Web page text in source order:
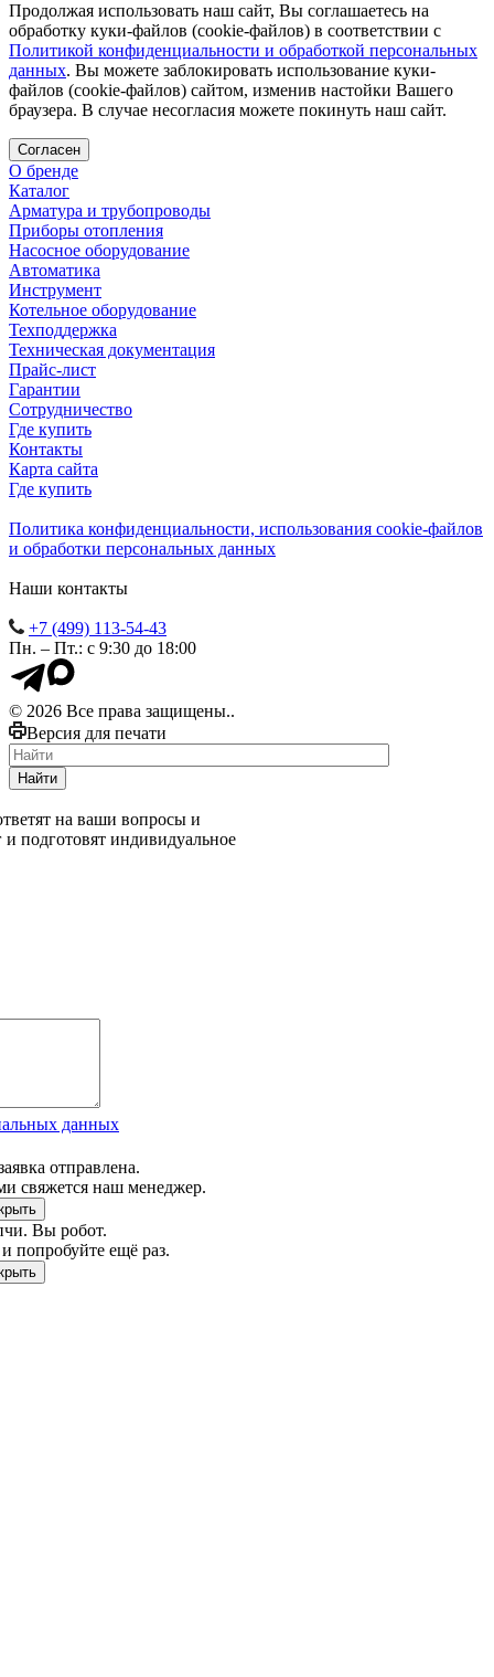
Продолжая использовать наш сайт, Вы соглашаетесь на
обработку куки-файлов (cookie-файлов) в соответствии с
Политикой конфиденциальности и обработкой персональных
данных. Вы можете заблокировать использование куки-
файлов (cookie-файлов) сайтом, изменив настойки Вашего
браузера. В случае несогласия можете покинуть наш сайт.
Согласен
О бренде
Каталог
Арматура и трубопроводы
Приборы отопления
Насосное оборудование
Автоматика
Инструмент
Котельное оборудование
Техподдержка
Техническая документация
Прайс-лист
Гарантии
Сотрудничество
Где купить
Контакты
Карта сайта
Где купить
Политика конфиденциальности, использования сookie-файлов
и обработки персональных данных
Наши контакты
+7 (499) 113-54-43
Пн. – Пт.: с 9:30 до 18:00
© 2026 Все права защищены..
Версия для печати
Найти
на ваши вопросы и
и подготовят индивидуальное
данных
отправлена.
свяжется наш менеджер.
Вы робот.
попробуйте ещё раз.